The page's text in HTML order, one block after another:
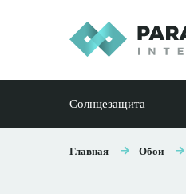
Солнцезащита
Главная Обои